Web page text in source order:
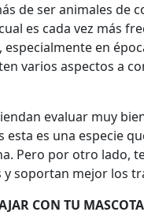
de ser animales de
es cada vez más
especialmente en
varios aspectos a
evaluar muy
esta es una especie
Pero por otro lado,
y soportan mejor los
CON TU MASCOTA